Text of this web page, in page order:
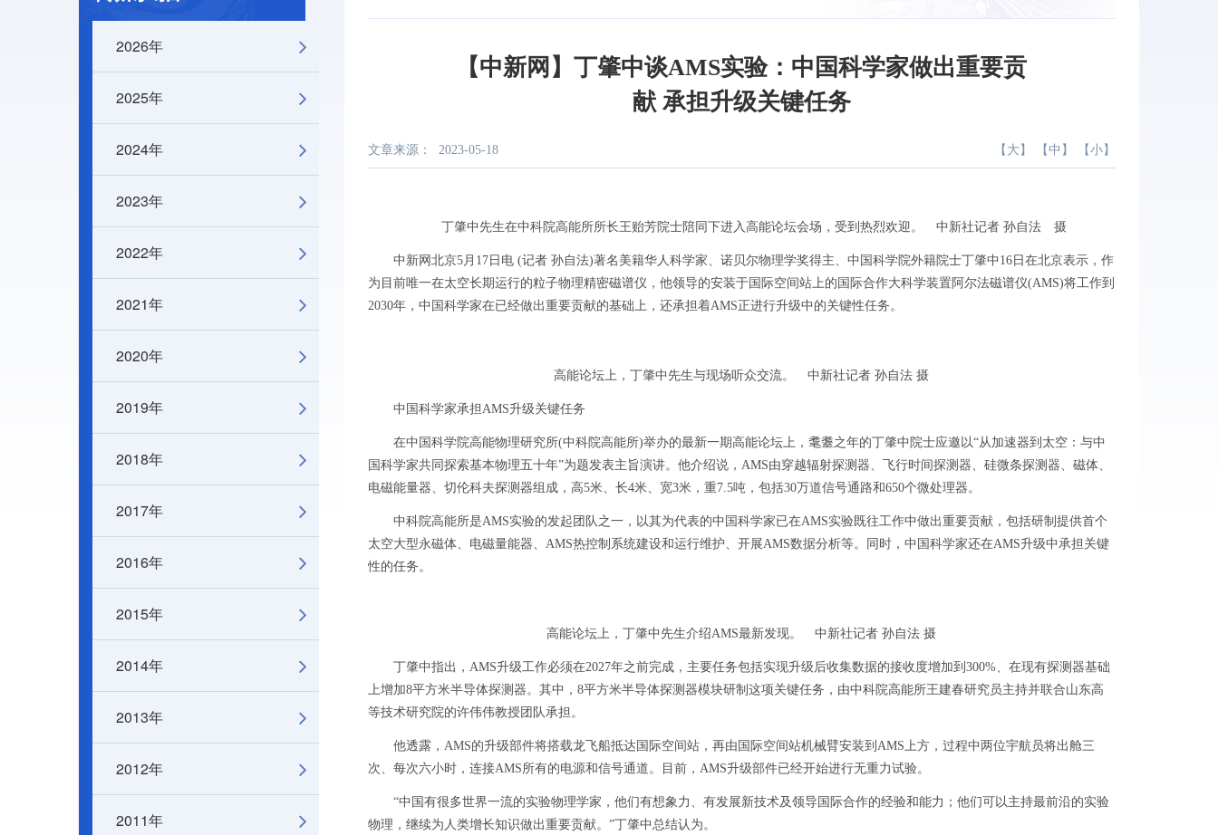
2026年
2025年
2024年
2023年
2022年
2021年
2020年
2019年
2018年
2017年
2016年
2015年
2014年
2013年
2012年
2011年
【中新网】丁肇中谈AMS实验：中国科学家做出重要贡
献 承担升级关键任务
文章来源： 2023-05-18 【 大 】 【 中 】 【 小 】
丁肇中先生在中科院高能所所长王贻芳院士陪同下进入高能论坛会场，受到热烈欢迎。 中新社记者 孙自法 摄
中新网北京5月17日电 (记者 孙自法)著名美籍华人科学家、诺贝尔物理学奖得主、中国科学院外籍院士丁肇中16日在北京表示，作
为目前唯一在太空长期运行的粒子物理精密磁谱仪，他领导的安装于国际空间站上的国际合作大科学装置阿尔法磁谱仪(AMS)将工作到
2030年，中国科学家在已经做出重要贡献的基础上，还承担着AMS正进行升级中的关键性任务。
高能论坛上，丁肇中先生与现场听众交流。 中新社记者 孙自法 摄
中国科学家承担AMS升级关键任务
在中国科学院高能物理研究所(中科院高能所)举办的最新一期高能论坛上，耄耋之年的丁肇中院士应邀以“从加速器到太空：与中
国科学家共同探索基本物理五十年”为题发表主旨演讲。他介绍说，AMS由穿越辐射探测器、飞行时间探测器、硅微条探测器、磁体、
电磁能量器、切伦科夫探测器组成，高5米、长4米、宽3米，重7.5吨，包括30万道信号通路和650个微处理器。
中科院高能所是AMS实验的发起团队之一，以其为代表的中国科学家已在AMS实验既往工作中做出重要贡献，包括研制提供首个
太空大型永磁体、电磁量能器、AMS热控制系统建设和运行维护、开展AMS数据分析等。同时，中国科学家还在AMS升级中承担关键
性的任务。
高能论坛上，丁肇中先生介绍AMS最新发现。 中新社记者 孙自法 摄
丁肇中指出，AMS升级工作必须在2027年之前完成，主要任务包括实现升级后收集数据的接收度增加到300%、在现有探测器基础
上增加8平方米半导体探测器。其中，8平方米半导体探测器模块研制这项关键任务，由中科院高能所王建春研究员主持并联合山东高
等技术研究院的许伟伟教授团队承担。
他透露，AMS的升级部件将搭载龙飞船抵达国际空间站，再由国际空间站机械臂安装到AMS上方，过程中两位宇航员将出舱三
次、每次六小时，连接AMS所有的电源和信号通道。目前，AMS升级部件已经开始进行无重力试验。
“中国有很多世界一流的实验物理学家，他们有想象力、有发展新技术及领导国际合作的经验和能力；他们可以主持最前沿的实验
物理，继续为人类增长知识做出重要贡献。”丁肇中总结认为。